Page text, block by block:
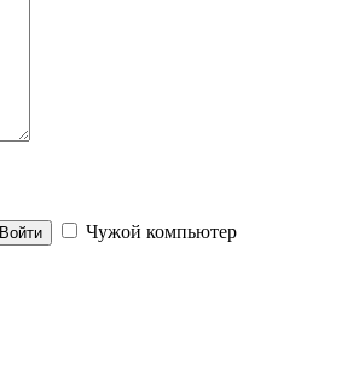
Войти
Чужой компьютер